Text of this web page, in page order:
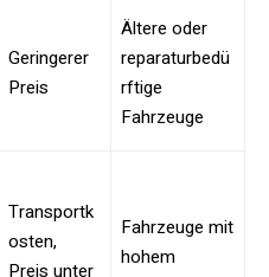
Geringerer
Preis
Ältere oder
reparaturbedü
rftige
Fahrzeuge
Transportk
osten,
Preis unter
Fahrzeuge mit
hohem